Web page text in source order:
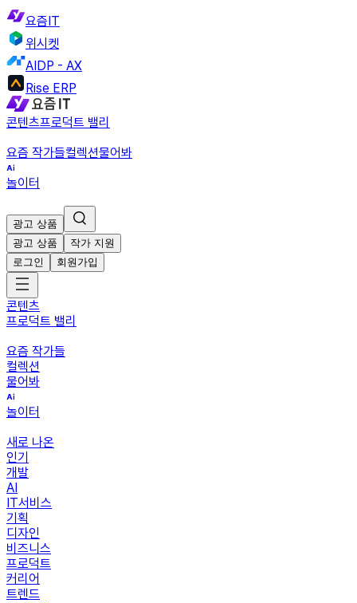
요즘IT
위시켓
AIDP - AX
Rise ERP
콘텐츠프로덕트 밸리
요즘 작가들컬렉션물어봐
놀이터
광고 상품
광고 상품
작가 지원
로그인
회원가입
콘텐츠
프로덕트 밸리
요즘 작가들
컬렉션
물어봐
놀이터
새로 나온
인기
개발
AI
IT서비스
기획
디자인
비즈니스
프로덕트
커리어
트렌드